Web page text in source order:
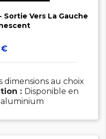
Vers La Gauche
€
dimensions au choix
: Disponible en
aluminium